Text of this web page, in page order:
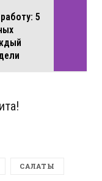
5
САЛАТЫ